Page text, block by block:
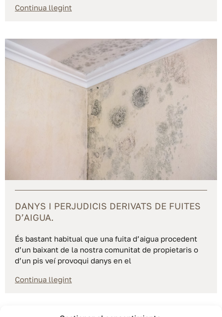
Continua llegint
DANYS I PERJUDICIS DERIVATS DE FUITES
D’AIGUA.
És bastant habitual que una fuita d’aigua procedent
d’un baixant de la nostra comunitat de propietaris o
d’un pis veí provoqui danys en el
Continua llegint